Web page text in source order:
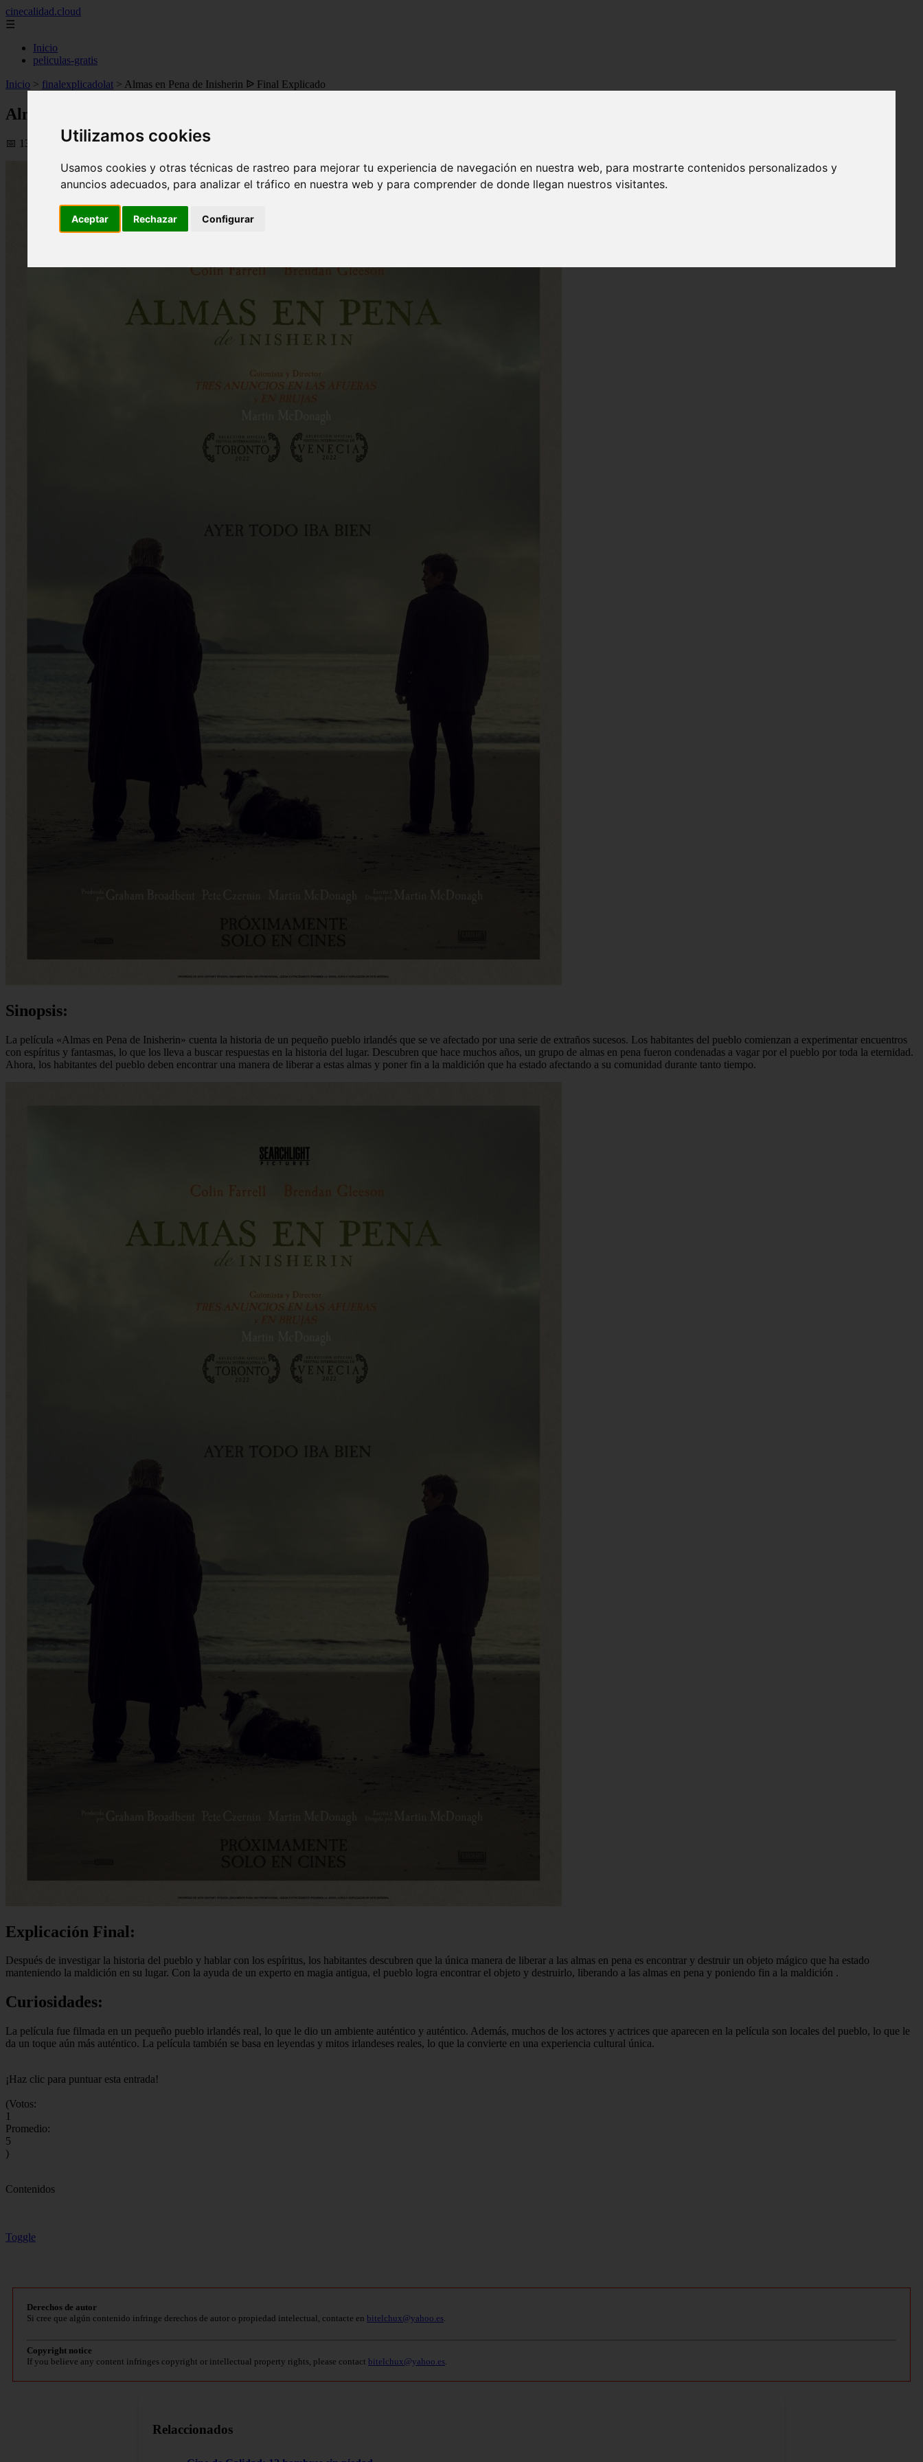
Utilizamos cookies
Usamos cookies y otras técnicas de rastreo para mejorar tu experiencia de navegación en nuestra web, para mostrarte contenidos personalizados y
anuncios adecuados, para analizar el tráfico en nuestra web y para comprender de donde llegan nuestros visitantes.
Aceptar Rechazar Configurar
cinecalidad.cloud
☰
Inicio
peliculas-gratis
Inicio > finalexplicadolat > Almas en Pena de Inisherin ᐉ Final Explicado
Almas en Pena de Inisherin ᐉ Final Explicado
📅 13/02/2026
Sinopsis:
La película «Almas en Pena de Inisherin» cuenta la historia de un pequeño pueblo irlandés que se ve afectado por una serie de extraños sucesos. Los habitantes del pueblo comienzan a experimentar encuentros
con espíritus y fantasmas, lo que los lleva a buscar respuestas en la historia del lugar. Descubren que hace muchos años, un grupo de almas en pena fueron condenadas a vagar por el pueblo por toda la eternidad.
Ahora, los habitantes del pueblo deben encontrar una manera de liberar a estas almas y poner fin a la maldición que ha estado afectando a su comunidad durante tanto tiempo.
Explicación Final:
Después de investigar la historia del pueblo y hablar con los espíritus, los habitantes descubren que la única manera de liberar a las almas en pena es encontrar y destruir un objeto mágico que ha estado
manteniendo la maldición en su lugar. Con la ayuda de un experto en magia antigua, el pueblo logra encontrar el objeto y destruirlo, liberando a las almas en pena y poniendo fin a la maldición .
Curiosidades:
La película fue filmada en un pequeño pueblo irlandés real, lo que le dio un ambiente auténtico y auténtico. Además, muchos de los actores y actrices que aparecen en la película son locales del pueblo, lo que le
da un toque aún más auténtico. La película también se basa en leyendas y mitos irlandeses reales, lo que la convierte en una experiencia cultural única.
¡Haz clic para puntuar esta entrada!
(Votos:
1
Promedio:
5
)
Contenidos
Toggle
Derechos de autor
Si cree que algún contenido infringe derechos de autor o propiedad intelectual, contacte en bitelchux@yahoo.es.
Copyright notice
If you believe any content infringes copyright or intellectual property rights, please contact bitelchux@yahoo.es.
Relaccionados